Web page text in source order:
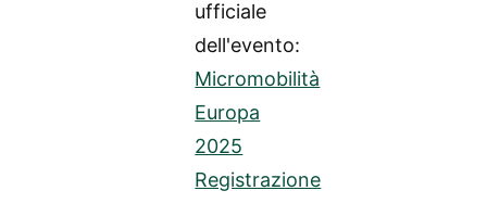
ufficiale
dell'evento:
Micromobilità
Europa
2025
Registrazione